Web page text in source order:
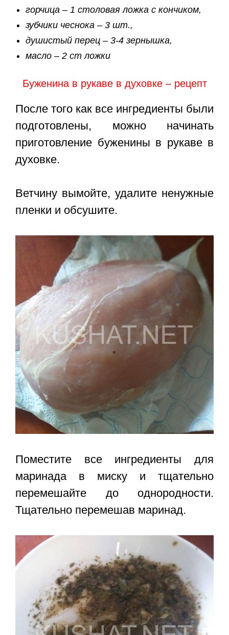
горчица – 1 столовая ложка с кончиком,
зубчики чеснока – 3 шт.,
душистый перец – 3-4 зернышка,
масло – 2 ст ложки
Буженина в рукаве в духовке – рецепт
После того как все ингредиенты были
подготовлены, можно начинать
приготовление буженины в рукаве в
духовке.
Ветчину вымойте, удалите ненужные
пленки и обсушите.
Поместите все ингредиенты для
маринада в миску и тщательно
перемешайте до однородности.
Тщательно перемешав маринад.